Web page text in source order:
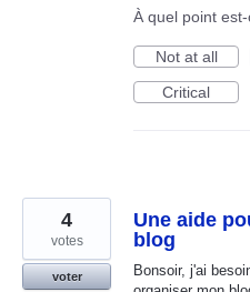
À quel point
Not at all
Critical
Une aide
blog
Bonsoir, j'ai
4
votes
voter